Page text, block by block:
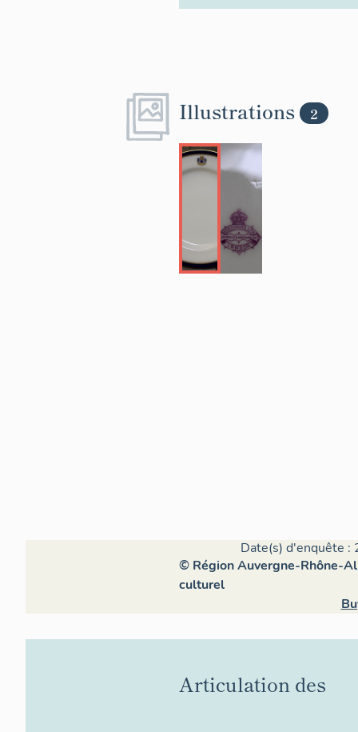
Illustrations 2
Date(s) d'enquête :
© Région Auvergne-Rhône-
culturel
Articulation des